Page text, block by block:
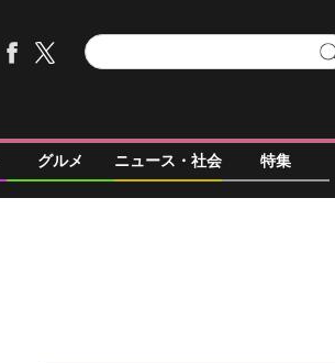
グルメ ニュース・社会 特集